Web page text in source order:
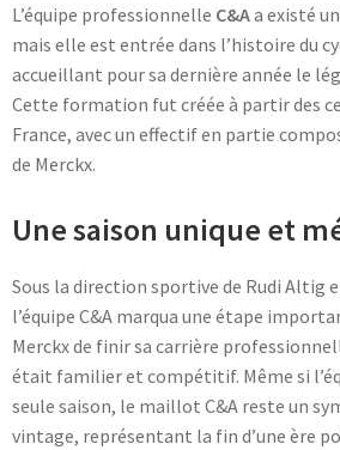
Accessoires
Suivi
Blog
L’équipe professionnelle C&Aa existé
mais elle est entrée dans l’histoire du
accueillant pour sa dernière année le
Cette formation fut créée à partir des
France, avec un effectif en partie
de Merckx.
Une saison unique et
Sous la direction sportive de Rudi Altig
l’équipe C&A marqua une étape
Merckx de finir sa carrière
était familier et compétitif. Même si
seule saison, le maillot C&A reste un
vintage, représentant la fin d’une ère